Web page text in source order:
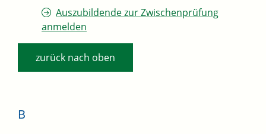
Auszubildende zur Zwischenprüfung
anmelden
zurück nach oben
B